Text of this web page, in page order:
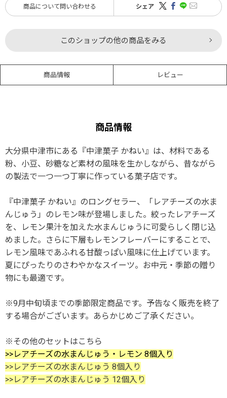
商品について問い合わせる シェア
このショップの他の商品をみる
商品情報 レビュー
商品情報
大分県中津市にある『中津菓子 かねい』は、材料である
粉、小豆、砂糖など素材の風味を生かしながら、昔ながら
の製法で一つ一つ丁寧に作っている菓子店です。
『中津菓子 かねい』のロングセラー、「レアチーズの水ま
んじゅう」のレモン味が登場しました。絞ったレアチーズ
を、レモン果汁を加えた水まんじゅうに可愛らしく閉じ込
めました。さらに下層もレモンフレーバーにすることで、
レモン風味であふれる甘酸っぱい風味に仕上げています。
夏にぴったりのさわやかなスイーツ。お中元・季節の贈り
物にも最適です。
※9月中旬頃までの季節限定商品です。予告なく販売を終了
する場合がございます。あらかじめご了承ください。
※その他のセットはこちら
>>レアチーズの水まんじゅう・レモン 8個入り
>>レアチーズの水まんじゅう 8個入り
>>レアチーズの水まんじゅう 12個入り